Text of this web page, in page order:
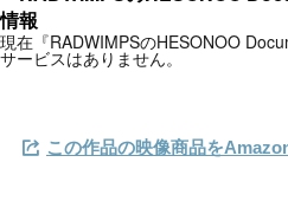
この作品の映像商品を